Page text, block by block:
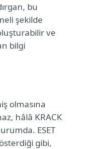
bu
şekilde
ve
bilgi
olmasına
hâlâ KRACK
ESET
gibi,